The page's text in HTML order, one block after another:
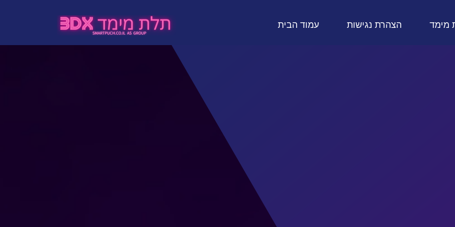
עמוד הבית הצהרת נגישות מימד